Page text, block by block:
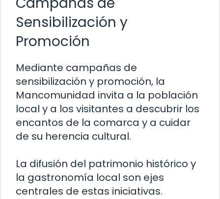
Sensibilización y
Promoción
Mediante campañas de
sensibilización y promoción, la
Mancomunidad invita a la población
local y a los visitantes a descubrir los
encantos de la comarca y a cuidar
de su herencia cultural.
La difusión del patrimonio histórico y
la gastronomía local son ejes
centrales de estas iniciativas.